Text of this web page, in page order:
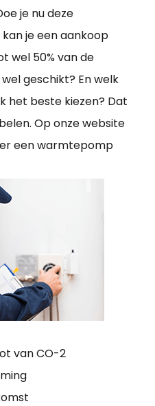
je nu deze
je een aankoop
wel 50% van de
geschikt? En welk
het beste kiezen? Dat
Op onze website
een warmtepomp
van CO-2